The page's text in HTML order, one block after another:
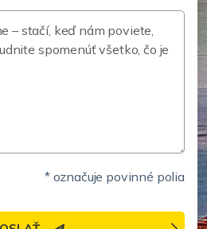
* označuje povinné polia